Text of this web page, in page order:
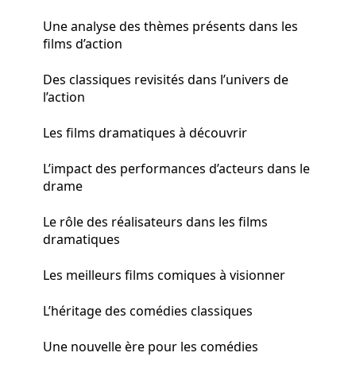
Une analyse des thèmes présents dans les
films d’action
Des classiques revisités dans l’univers de
l’action
Les films dramatiques à découvrir
L’impact des performances d’acteurs dans le
drame
Le rôle des réalisateurs dans les films
dramatiques
Les meilleurs films comiques à visionner
L’héritage des comédies classiques
Une nouvelle ère pour les comédies